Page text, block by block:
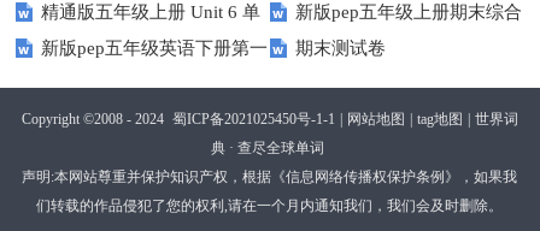
module2复习题
数形式复习题
精通版五年级上册 Unit 6 单
元测试
新版pep五年级上册期末综合
测试卷
新版pep五年级英语下册第一
二单元测试题(Unit1-Unit2)
期末测试卷
Copyright ©2008 - 2024 蜀ICP备2021025450号-1-1 | 网站地图 | tag地图 | 世界词
典 · 查尽全球单词
声明:本网站尊重并保护知识产权，根据《信息网络传播权保护条例》，如果我
们转载的作品侵犯了您的权利,请在一个月内通知我们，我们会及时删除。